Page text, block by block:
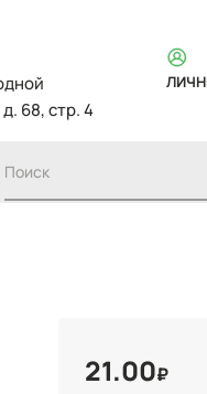
68, стр. 4
21.00₽